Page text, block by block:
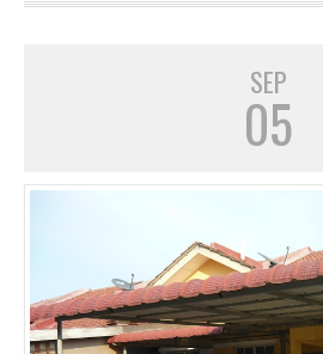
SEP
05